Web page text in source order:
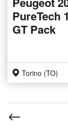
PureTech
GT Pack
Torino (TO)